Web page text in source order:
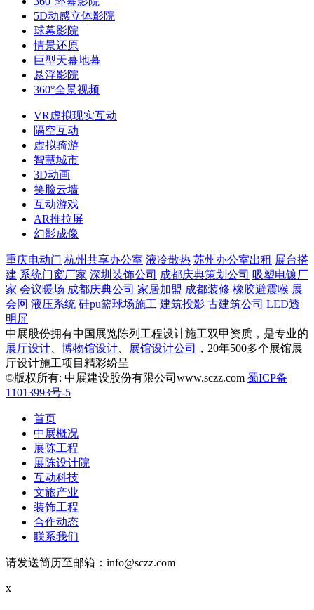
5D动感立体影院
球幕影院
情景还原
巨型天幕地幕
悬浮影院
360°全景视频
VR虚拟现实互动
隔空互动
虚拟骑游
智慧城市
3D动画
笑脸云墙
互动游戏
AR推拉屏
幻影成像
重庆电动门 杭州共享办公室 液冷散热 苏州办公室出租 展台搭
建 系统门窗厂家 深圳装饰公司 成都庆典策划公司 吸塑电镀厂
家 会议暖场 成都庆典公司 家居加盟 成都装修 橡胶避震喉 展
会网 液压系统 硅pu篮球场施工 建筑投影 古建筑公司 LED透
明屏
中展股份拥有中国展览陈列工程设计施工双甲资质，是专业的
展厅设计
博物馆设计 展馆设计公司
，20年500多个展馆展
厅设计施工项目精彩纷呈
©版权所有: 中展建设股份有限公司www.sczz.com 蜀ICP备
11013993号-5
首页
中展概况
展陈工程
展陈设计院
互动科技
文旅产业
装饰工程
合作动态
联系我们
请发送简历至邮箱：info@sczz.com
x